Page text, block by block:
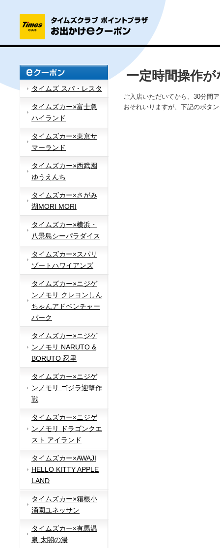
タイムズ スパ・レスタ
タイムズカー×富士急
ハイランド
タイムズカー×東京サ
マーランド
タイムズカー×西武園
ゆうえんち
タイムズカー×さがみ
湖MORI MORI
タイムズカー×横浜・
八景島シーパラダイス
タイムズカー×スパリ
ゾートハワイアンズ
タイムズカー×ニジゲ
ンノモリ クレヨンしん
ちゃんアドベンチャー
パーク
タイムズカー×ニジゲ
ンノモリ NARUTO &
BORUTO 忍里
タイムズカー×ニジゲ
ンノモリ ゴジラ迎撃作
戦
タイムズカー×ニジゲ
ンノモリ ドラゴンクエ
スト アイランド
タイムズカー×AWAJI
HELLO KITTY APPLE
LAND
タイムズカー×箱根小
涌園ユネッサン
タイムズカー×有馬温
泉 太閤の湯
一定時間操作
ご入店いただいてから、30分間
おそれいりますが、下記のボタ